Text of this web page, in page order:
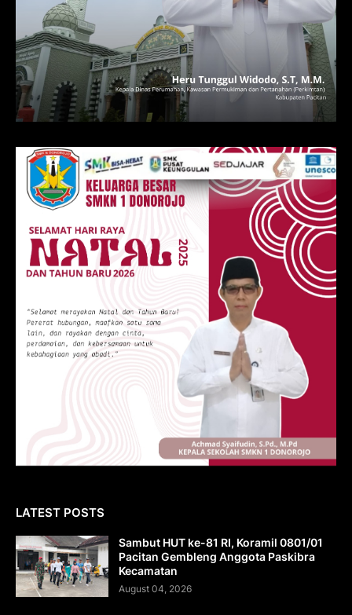
LATEST POSTS
Sambut HUT ke-81 RI, Koramil 0801/01
Pacitan Gembleng Anggota Paskibra
Kecamatan
August 04, 2026